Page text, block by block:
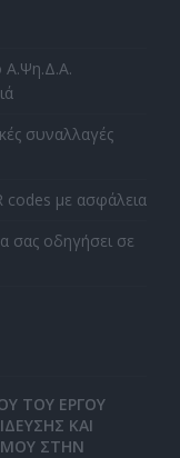
Α.Ψη.Δ.Α.
συναλλαγές
codes με ασφάλεια
σας οδηγήσει σε
ΤΟΥ ΕΡΓΟΥ
ΚΑΙ
ΣΤΗΝ